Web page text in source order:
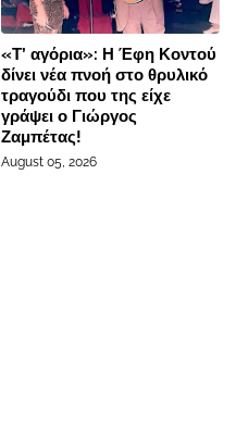
«Τ’ αγόρια»: Η Έφη Κοντού
δίνει νέα πνοή στο θρυλικό
τραγούδι που της είχε
γράψει ο Γιώργος
Ζαμπέτας!
August 05, 2026